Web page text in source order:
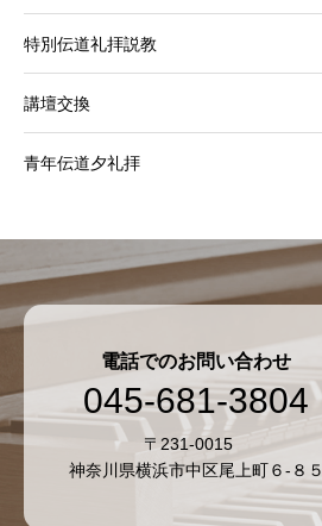
特別伝道礼拝説教
講壇交換
青年伝道夕礼拝
電話でのお問い合わせ
045-681-3804
〒231-0015
神奈川県横浜市中区尾上町６-８５